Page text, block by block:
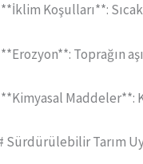
**İklim Koşulları**:
**Erozyon**: Toprağın
**Kimyasal Maddeler**:
Sürdürülebilir Tarım